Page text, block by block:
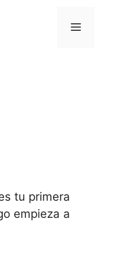
Menú
tu primera
empieza a